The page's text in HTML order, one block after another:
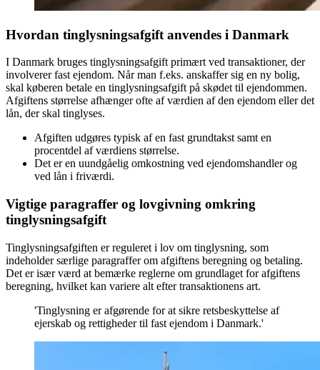
Hvordan tinglysningsafgift anvendes i Danmark
I Danmark bruges tinglysningsafgift primært ved transaktioner, der
involverer fast ejendom. Når man f.eks. anskaffer sig en ny bolig,
skal køberen betale en tinglysningsafgift på skødet til ejendommen.
Afgiftens størrelse afhænger ofte af værdien af den ejendom eller det
lån, der skal tinglyses.
Afgiften udgøres typisk af en fast grundtakst samt en
procentdel af værdiens størrelse.
Det er en uundgåelig omkostning ved ejendomshandler og
ved lån i friværdi.
Vigtige paragraffer og lovgivning omkring
tinglysningsafgift
Tinglysningsafgiften er reguleret i lov om tinglysning, som
indeholder særlige paragraffer om afgiftens beregning og betaling.
Det er især værd at bemærke reglerne om grundlaget for afgiftens
beregning, hvilket kan variere alt efter transaktionens art.
'Tinglysning er afgørende for at sikre retsbeskyttelse af
ejerskab og rettigheder til fast ejendom i Danmark.'